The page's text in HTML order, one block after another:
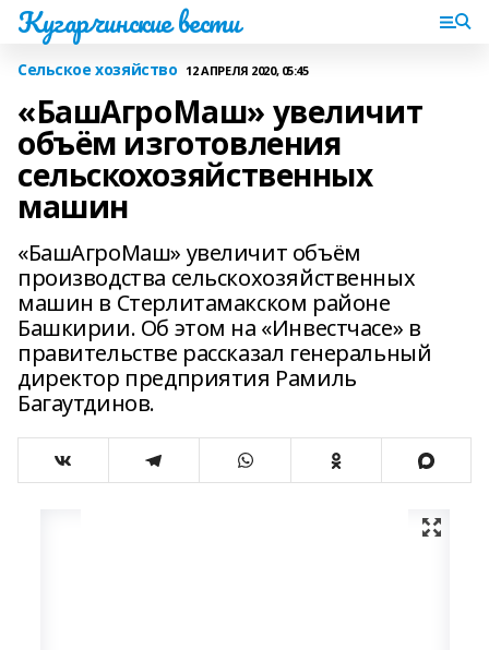
Кугарчинские вести
Сельское хозяйство 12 АПРЕЛЯ 2020, 05:45
«БашАгроМаш» увеличит
объём изготовления
сельскохозяйственных
машин
«БашАгроМаш» увеличит объём
производства сельскохозяйственных
машин в Стерлитамакском районе
Башкирии. Об этом на «Инвестчасе» в
правительстве рассказал генеральный
директор предприятия Рамиль
Багаутдинов.